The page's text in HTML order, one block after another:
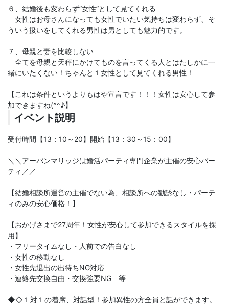
６、結婚後も変わらず”女性”として見てくれる
女性はお母さんになっても女性でいたい気持ちは変わらず、そ
ういう扱いをしてくれる男性は男としても魅力的です。
７、母親と妻を比較しない
全てを母親と天秤にかけてものを言ってくる人とはたしかに一
緒にいたくない！ちゃんと１女性として見てくれる男性！
【これは条件というよりもはや宣言です！！！女性は安心して参
加できますね(^^♪】
イベント説明
受付時間【13：10～20】開始【13：30～15：00】
＼＼アーバンマリッジは婚活パーティ専門企業が主催の安心パー
ティ／／
【結婚相談所運営の主催でない為、相談所への勧誘なし・パーテ
ィのみの安心価格！】
【おかげさまで27周年！女性が安心して参加できるスタイルを採
用】
・フリータイムなし・人前での告白なし
・女性の移動なし
・女性先退出の出待ちNG対応
・連絡先交換自由・交換強要NG 等
◆◇１対１の着席、対話型！参加異性の方全員と話ができます。